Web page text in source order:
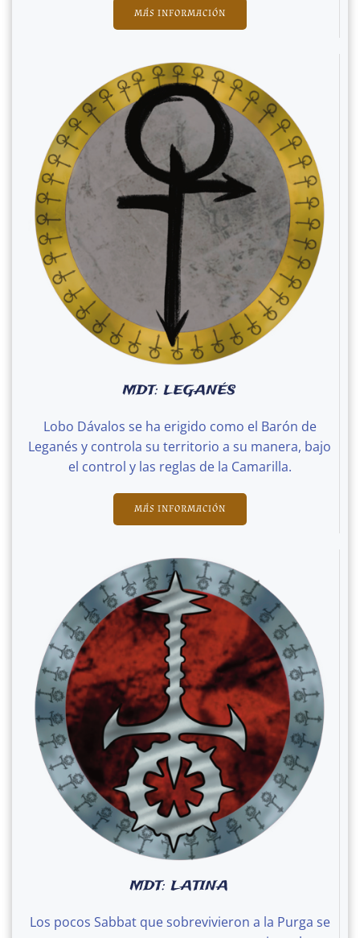
MÁS INFORMACIÓN
MDT: LEGANÉS
Lobo Dávalos se ha erigido como el Barón de
Leganés y controla su territorio a su manera, bajo
el control y las reglas de la Camarilla.
MÁS INFORMACIÓN
MDT: LATINA
Los pocos Sabbat que sobrevivieron a la Purga se